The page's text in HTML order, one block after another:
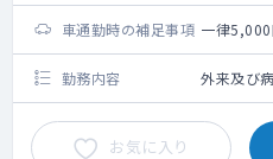
車通勤時の補足事項 一律
勤務内容 外来及び
お気に入り